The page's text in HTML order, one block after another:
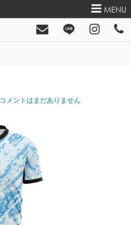
MENU
コメントはまだありません